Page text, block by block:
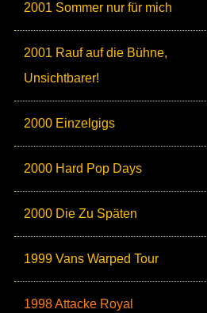
2001 Sommer nur für mich
2001 Rauf auf die Bühne,
Unsichtbarer!
2000 Einzelgigs
2000 Hard Pop Days
2000 Die Zu Späten
1999 Vans Warped Tour
1998 Attacke Royal